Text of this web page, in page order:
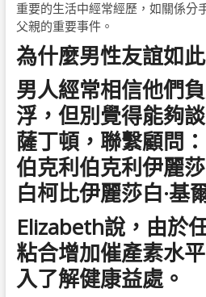
重要的生活中經常經歷，如關係分
父親的重要事件。
為什麼男性友誼如
男人經常相信他們
浮，但別覺得能夠
薩丁頓，聯繫顧問：
伯克利伯克利伊麗
白柯比伊麗莎白·基
Elizabeth說，由於
粘合增加催產素水
入了解健康益處。